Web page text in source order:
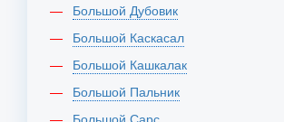
Большой Дубовик
Большой Каскасал
Большой Кашкалак
Большой Пальник
Большой Сарс